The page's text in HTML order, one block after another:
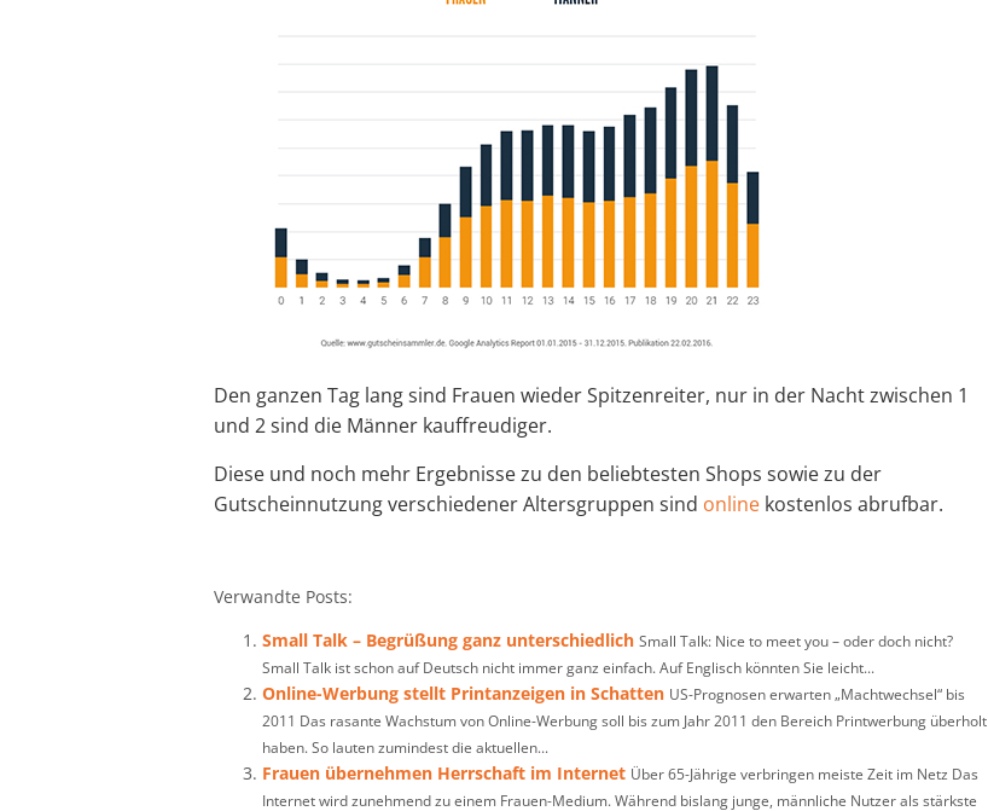
Den ganzen Tag lang sind Frauen wieder Spitzenreiter, nur in der Nacht zwischen 1
und 2 sind die Männer kauffreudiger.
Diese und noch mehr Ergebnisse zu den beliebtesten Shops sowie zu der
Gutscheinnutzung verschiedener Altersgruppen sind online kostenlos abrufbar.
Verwandte Posts:
Small Talk – Begrüßung ganz unterschiedlich Small Talk: Nice to meet you – oder doch nicht?
Small Talk ist schon auf Deutsch nicht immer ganz einfach. Auf Englisch könnten Sie leicht...
Online-Werbung stellt Printanzeigen in Schatten US-Prognosen erwarten „Machtwechsel“ bis
2011 Das rasante Wachstum von Online-Werbung soll bis zum Jahr 2011 den Bereich Printwerbung überholt
haben. So lauten zumindest die aktuellen...
Frauen übernehmen Herrschaft im Internet Über 65-Jährige verbringen meiste Zeit im Netz Das
Internet wird zunehmend zu einem Frauen-Medium. Während bislang junge, männliche Nutzer als stärkste